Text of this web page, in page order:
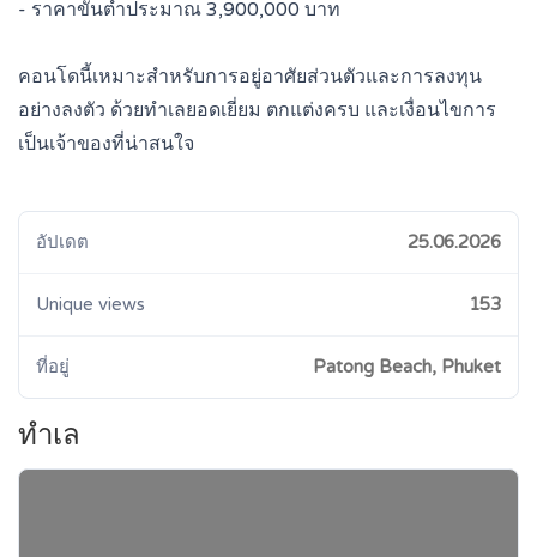
- ราคาขั้นต่ำประมาณ 3,900,000 บาท
คอนโดนี้เหมาะสำหรับการอยู่อาศัยส่วนตัวและการลงทุน
อย่างลงตัว ด้วยทำเลยอดเยี่ยม ตกแต่งครบ และเงื่อนไขการ
เป็นเจ้าของที่น่าสนใจ
อัปเดต 25.06.2026
Unique views 153
ที่อยู่ Patong Beach, Phuket
ทำเล